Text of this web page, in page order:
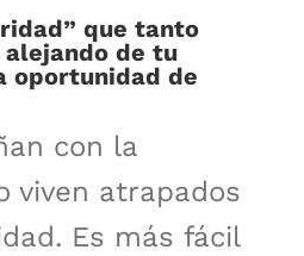
que tanto
de tu
oportunidad de
con la
viven atrapados
Es más fácil